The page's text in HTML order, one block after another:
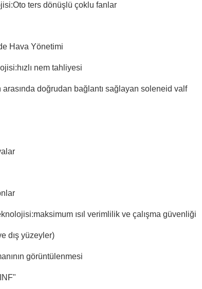
ters dönüşlü çoklu fanlar
Hava Yönetimi
nem tahliyesi
arasında doğrudan bağlantı sağlayan soleneid valf
ısıl verimlilik ve çalışma güvenliği
dış yüzeyler)
görüntülenmesi